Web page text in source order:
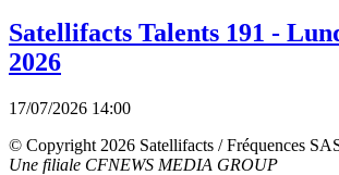
Satellifacts Talents 191 -
2026
17/07/2026 14:00
© Copyright 2026 Satellifacts / Fréquences
Une filiale CFNEWS MEDIA GROUP